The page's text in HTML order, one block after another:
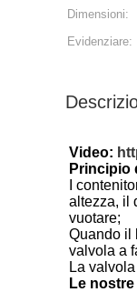
Dimensioni:
Evidenziare:
Video:
Principio
I
altezza, il
vuotare;
Quando il
valvola a
La
Le